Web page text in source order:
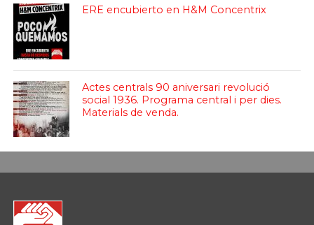
ERE encubierto en H&M Concentrix
Actes centrals 90 aniversari revolució
social 1936. Programa central i per dies.
Materials de venda.